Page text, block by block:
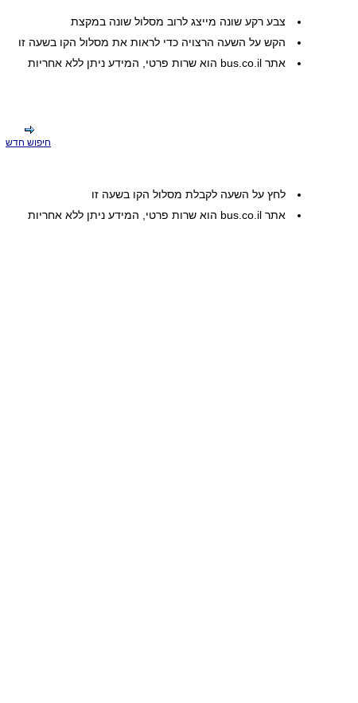
צבע רקע שונה מייצג לרוב מסלול שונה במקצת
הקש על השעה הרצויה כדי לראות את מסלול הקו בשעה זו
אתר bus.co.il הוא שרות פרטי, המידע ניתן ללא אחריות
חיפוש חדש
לחץ על השעה לקבלת מסלול הקו בשעה זו
אתר bus.co.il הוא שרות פרטי, המידע ניתן ללא אחריות